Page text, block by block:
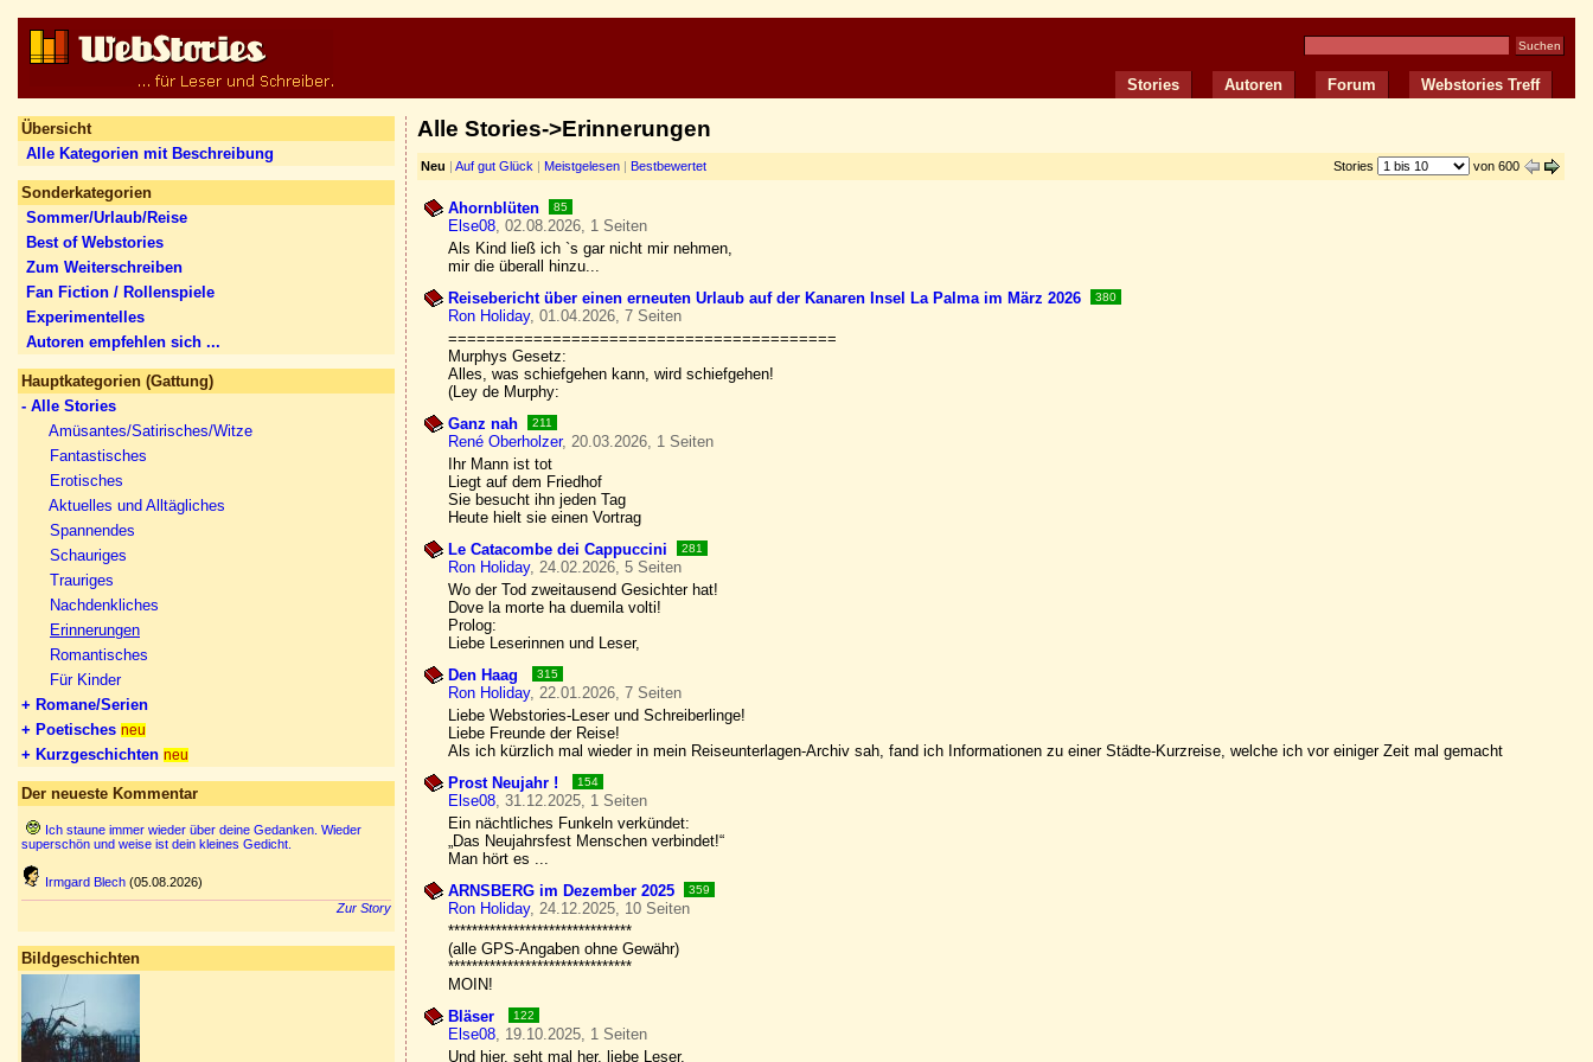
Stories Autoren Forum Webstories Treff
Übersicht
Alle Kategorien mit Beschreibung
Sonderkategorien
Sommer/Urlaub/Reise
Best of Webstories
Zum Weiterschreiben
Fan Fiction / Rollenspiele
Experimentelles
Autoren empfehlen sich ...
Hauptkategorien (Gattung)
- Alle Stories
Amüsantes/Satirisches/Witze
Fantastisches
Erotisches
Aktuelles und Alltägliches
Spannendes
Schauriges
Trauriges
Nachdenkliches
Erinnerungen
Romantisches
Für Kinder
+ Romane/Serien
+ Poetisches neu
+ Kurzgeschichten neu
Der neueste Kommentar
Ich staune immer wieder über deine Gedanken. Wieder
superschön und weise ist dein kleines Gedicht.
Irmgard Blech (05.08.2026)
Zur Story
Bildgeschichten
Alle Stories->Erinnerungen
Neu | Auf gut Glück | Meistgelesen | Bestbewertet Stories von 600
Ahornblüten 85
Else08, 02.08.2026, 1 Seiten
Als Kind ließ ich `s gar nicht mir nehmen,
mir die überall hinzu...
Reisebericht über einen erneuten Urlaub auf der Kanaren Insel La Palma im März 2026
380
Ron Holiday, 01.04.2026, 7 Seiten
=========================================
Murphys Gesetz:
Alles, was schiefgehen kann, wird schiefgehen!
(Ley de Murphy:
Ganz nah
211
René Oberholzer, 20.03.2026, 1 Seiten
Ihr Mann ist tot
Liegt auf dem Friedhof
Sie besucht ihn jeden Tag
Heute hielt sie einen Vortrag
Le Catacombe dei Cappuccini
281
Ron Holiday, 24.02.2026, 5 Seiten
Wo der Tod zweitausend Gesichter hat!
Dove la morte ha duemila volti!
Prolog:
Liebe Leserinnen und Leser,
Den Haag
315
Ron Holiday, 22.01.2026, 7 Seiten
Liebe Webstories-Leser und Schreiberlinge!
Liebe Freunde der Reise!
Als ich kürzlich mal wieder in mein Reiseunterlagen-Archiv sah, fand ich Informationen zu einer Städte-Kurzreise, welche ich vor einiger Zeit mal gemacht
Prost Neujahr !
154
Else08, 31.12.2025, 1 Seiten
Ein nächtliches Funkeln verkündet:
„Das Neujahrsfest Menschen verbindet!“
Man hört es ...
ARNSBERG im Dezember 2025
359
Ron Holiday, 24.12.2025, 10 Seiten
*******************************
(alle GPS-Angaben ohne Gewähr)
*******************************
MOIN!
Bläser
122
Else08, 19.10.2025, 1 Seiten
Und hier, seht mal her, liebe Leser,